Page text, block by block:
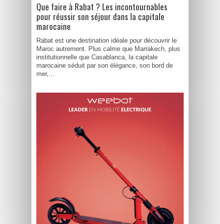
Que faire à Rabat ? Les incontournables
pour réussir son séjour dans la capitale
marocaine
Rabat est une destination idéale pour découvrir le
Maroc autrement. Plus calme que Marrakech, plus
institutionnelle que Casablanca, la capitale
marocaine séduit par son élégance, son bord de
mer,...